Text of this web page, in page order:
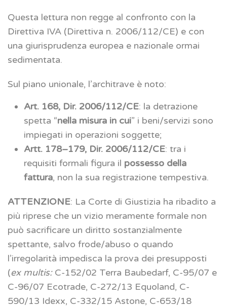
Questa lettura non regge al confronto con la
Direttiva IVA (Direttiva n. 2006/112/CE) e con
una giurisprudenza europea e nazionale ormai
sedimentata.
Sul piano unionale, l’architrave è noto:
Art. 168, Dir. 2006/112/CE: la detrazione
spetta “nella misura in cui” i beni/servizi sono
impiegati in operazioni soggette;
Artt. 178–179, Dir. 2006/112/CE: tra i
requisiti formali figura il possesso della
fattura, non la sua registrazione tempestiva.
ATTENZIONE: La Corte di Giustizia ha ribadito a
più riprese che un vizio meramente formale non
può sacrificare un diritto sostanzialmente
spettante, salvo frode/abuso o quando
l’irregolarità impedisca la prova dei presupposti
(ex multis:C-152/02 Terra Baubedarf, C-95/07 e
C-96/07 Ecotrade, C-272/13 Equoland, C-
590/13 Idexx, C-332/15 Astone, C-653/18